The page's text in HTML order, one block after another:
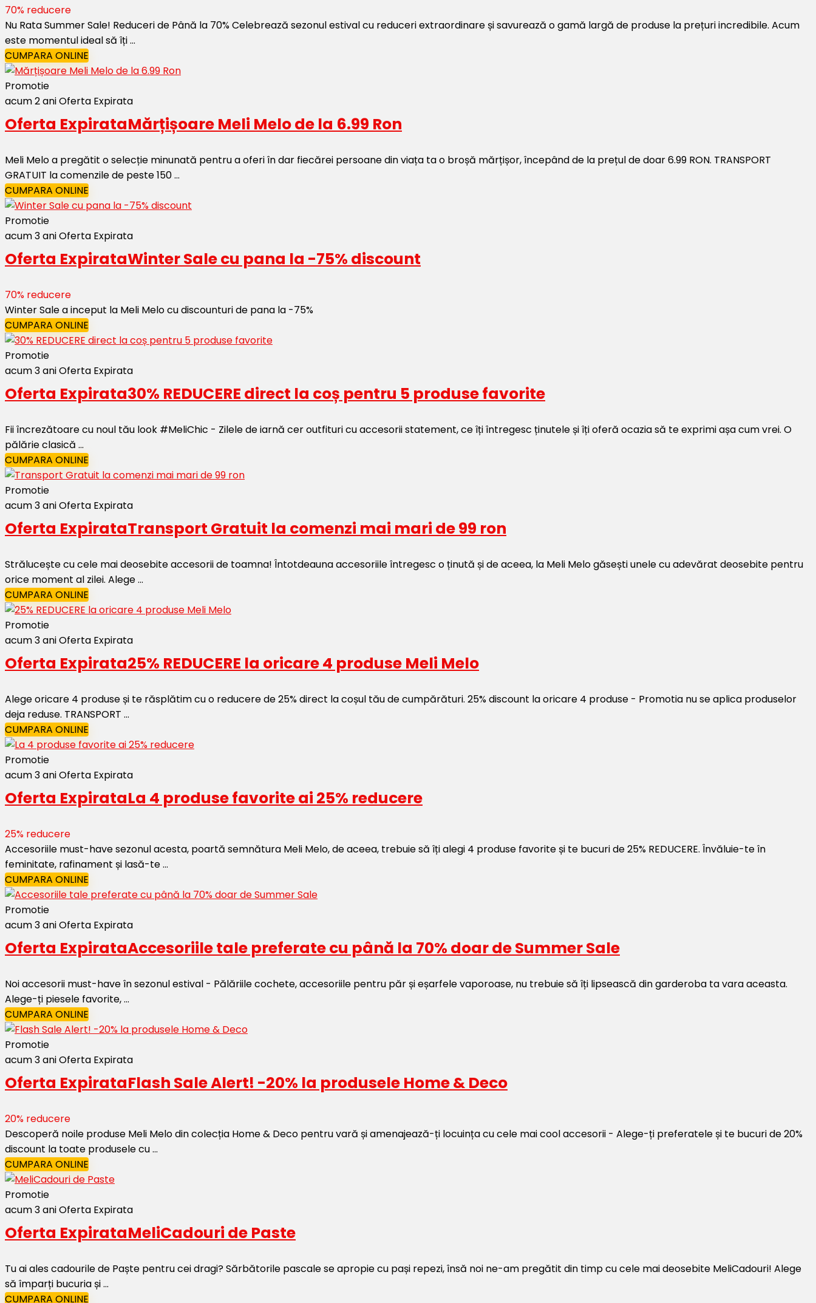
70% reducere
Nu Rata Summer Sale! Reduceri de Până la 70% Celebrează sezonul estival cu reduceri extraordinare și savurează o gamă largă de produse la prețuri incredibile. Acum
este momentul ideal să îți ...
CUMPARA ONLINE
Promotie
acum 2 aniOferta Expirata
Oferta ExpirataMărțișoare Meli Melo de la 6.99 Ron
Meli Melo a pregătit o selecție minunată pentru a oferi în dar fiecărei persoane din viața ta o broșă mărțișor, începând de la prețul de doar 6.99 RON. TRANSPORT
GRATUIT la comenzile de peste 150 ...
CUMPARA ONLINE
Promotie
acum 3 aniOferta Expirata
Oferta ExpirataWinter Sale cu pana la -75% discount
70% reducere
Winter Sale a inceput la Meli Melo cu discounturi de pana la -75%
CUMPARA ONLINE
Promotie
acum 3 aniOferta Expirata
Oferta Expirata30% REDUCERE direct la coș pentru 5 produse favorite
Fii încrezătoare cu noul tău look #MeliChic - Zilele de iarnă cer outfituri cu accesorii statement, ce îți întregesc ținutele și îți oferă ocazia să te exprimi așa cum vrei. O
pălărie clasică ...
CUMPARA ONLINE
Promotie
acum 3 aniOferta Expirata
Oferta ExpirataTransport Gratuit la comenzi mai mari de 99 ron
Strălucește cu cele mai deosebite accesorii de toamna! Întotdeauna accesoriile întregesc o ținută și de aceea, la Meli Melo găsești unele cu adevărat deosebite pentru
orice moment al zilei. Alege ...
CUMPARA ONLINE
Promotie
acum 3 aniOferta Expirata
Oferta Expirata25% REDUCERE la oricare 4 produse Meli Melo
Alege oricare 4 produse și te răsplătim cu o reducere de 25% direct la coșul tău de cumpărături. 25% discount la oricare 4 produse - Promotia nu se aplica produselor
deja reduse. TRANSPORT ...
CUMPARA ONLINE
Promotie
acum 3 aniOferta Expirata
Oferta ExpirataLa 4 produse favorite ai 25% reducere
25% reducere
Accesoriile must-have sezonul acesta, poartă semnătura Meli Melo, de aceea, trebuie să îți alegi 4 produse favorite și te bucuri de 25% REDUCERE. Învăluie-te în
feminitate, rafinament și lasă-te ...
CUMPARA ONLINE
Promotie
acum 3 aniOferta Expirata
Oferta ExpirataAccesoriile tale preferate cu până la 70% doar de Summer Sale
Noi accesorii must-have în sezonul estival - Pălăriile cochete, accesoriile pentru păr și eșarfele vaporoase, nu trebuie să îți lipsească din garderoba ta vara aceasta.
Alege-ți piesele favorite, ...
CUMPARA ONLINE
Promotie
acum 3 aniOferta Expirata
Oferta ExpirataFlash Sale Alert! -20% la produsele Home & Deco
20% reducere
Descoperă noile produse Meli Melo din colecția Home & Deco pentru vară și amenajează-ți locuința cu cele mai cool accesorii - Alege-ți preferatele și te bucuri de 20%
discount la toate produsele cu ...
CUMPARA ONLINE
Promotie
acum 3 aniOferta Expirata
Oferta ExpirataMeliCadouri de Paste
Tu ai ales cadourile de Paște pentru cei dragi? Sărbătorile pascale se apropie cu pași repezi, însă noi ne-am pregătit din timp cu cele mai deosebite MeliCadouri! Alege
să împarți bucuria și ...
CUMPARA ONLINE